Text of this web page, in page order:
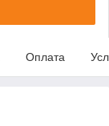
Оплата